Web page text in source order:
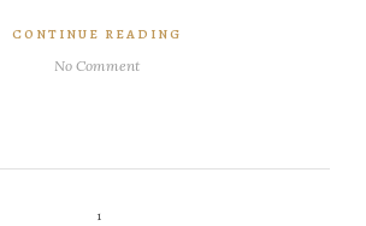
CONTINUE READING
No Comment
1